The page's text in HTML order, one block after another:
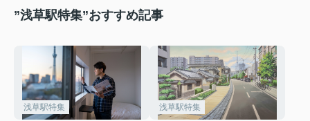
”浅草駅特集”おすすめ記事
浅草駅特集 浅草駅特集